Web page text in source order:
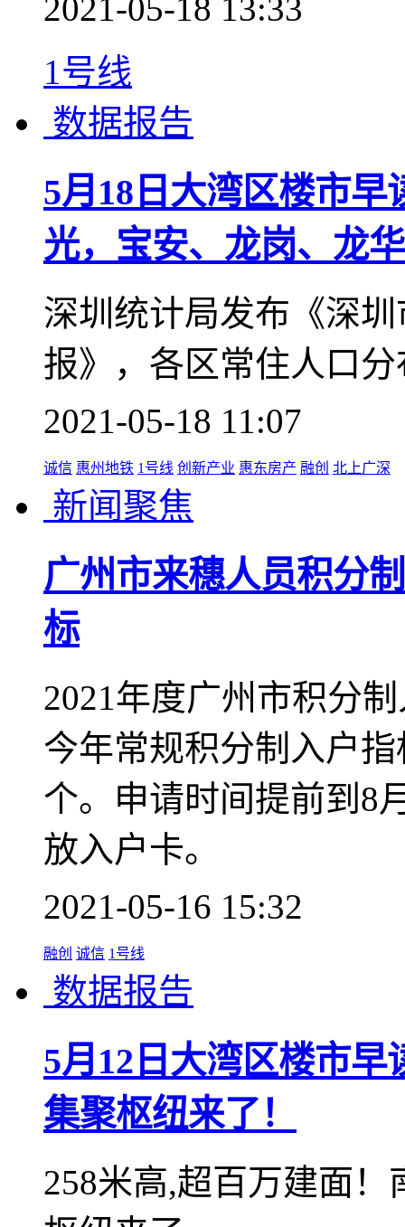
据乐有家研究中心数
（05.10-05.16），惠
118.5%；惠城区签511
签388套，环比上涨
2021-05-18 14:47
1号线
新闻聚焦
炉
近日，惠阳区、仲恺
学校起始年级招生指南
2021-05-18 13:33
1号线
数据报告
5月18日大湾区楼市
光，宝安、龙岗、龙
深圳统计局发布《深